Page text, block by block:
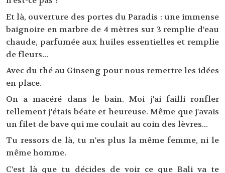
Et là, ouverture des portes du Paradis : une immense
baignoire en marbre de 4 mètres sur 3 remplie d'eau
chaude, parfumée aux huiles essentielles et remplie
de fleurs...
Avec du thé au Ginseng pour nous remettre les idées
en place.
On a macéré dans le bain. Moi j'ai failli ronfler
tellement j'étais béate et heureuse. Même que j'avais
un filet de bave qui me coulait au coin des lèvres...
Tu ressors de là, tu n'es plus la même femme, ni le
même homme.
C'est là que tu décides de voir ce que Bali va te